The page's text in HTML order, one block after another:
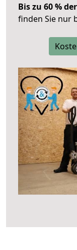
Bis zu 60 %
finden Sie nur